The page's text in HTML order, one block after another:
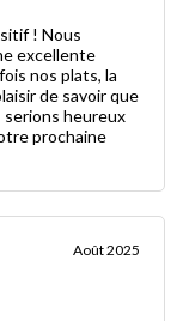
! Nous
excellente
nos plats, la
de savoir que
serions heureux
prochaine
Août 2025